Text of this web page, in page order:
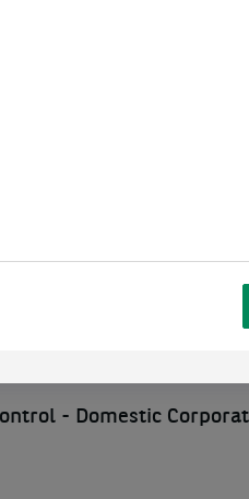
Finance
- Domestic
- Domestic